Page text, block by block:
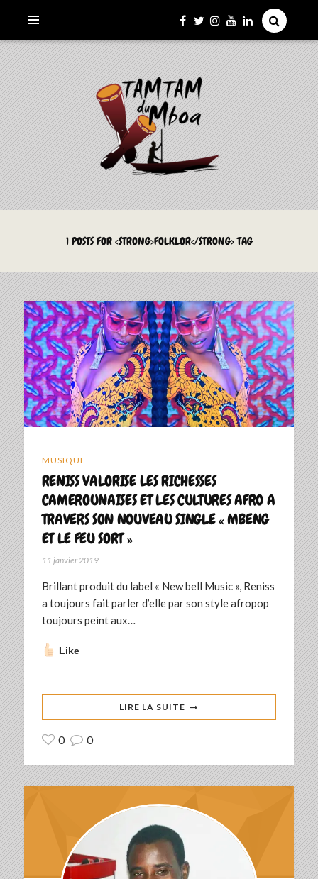
LE TAMTAM DU MBOA
La Culture du Mboa Dévoilée !
1 POSTS FOR <STRONG>FOLKLOR</STRONG> TAG
MUSIQUE
RENISS VALORISE LES RICHESSES
CAMEROUNAISES ET LES CULTURES AFRO A
TRAVERS SON NOUVEAU SINGLE « MBENG
ET LE FEU SORT »
11 janvier 2019
Brillant produit du label « New bell Music », Reniss
a toujours fait parler d’elle par son style afropop
toujours peint aux…
Like
LIRE LA SUITE
0 0